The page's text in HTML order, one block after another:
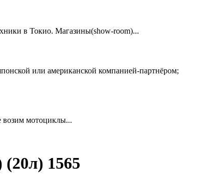
в Токио. Магазины(show-room)...
или американской компанией-партнёром;
возим мотоциклы...
1565